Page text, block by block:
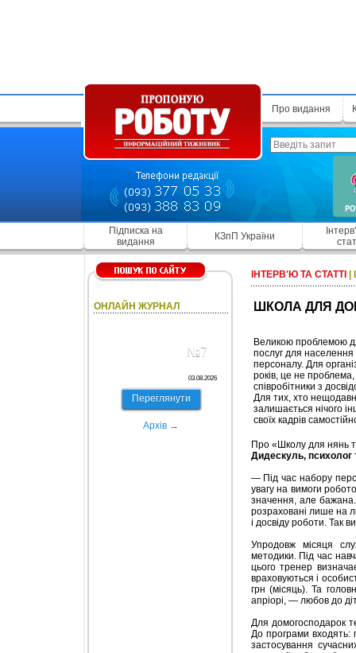
Про видання
Підписка на
видання
КЗпП України
ОНЛАЙН ЖУРНАЛ
№7
03.08.2026
Переглянути
Архів →
ІНТЕРВ'Ю ТА СТАТТІ
ШКОЛА ДЛЯ
Великою проблемою
послуг для населення
персоналу. Для
років, це не
співробітники з
Для тих, хто
залишається нічого
своїх кадрів
Про «Школу для нянь
Дидескуль,
— Під час набору
увагу на вимоги
значення, але
розраховані лише на
і досвіду роботи. Так
Упродовж місяця
методики. Під час
цього тренер
враховуються і
грн (місяць). Та
апріорі, — любов до
Для домогосподарок
До програми входять:
застосування